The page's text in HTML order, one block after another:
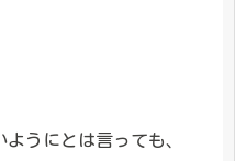
うにとは言っても、